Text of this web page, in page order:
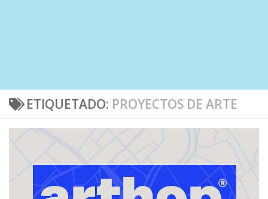
ETIQUETADO: PROYECTOS DE ARTE